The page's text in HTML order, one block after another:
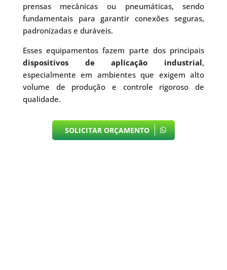
prensas mecânicas ou pneumáticas, sendo
fundamentais para garantir conexões seguras,
padronizadas e duráveis.
Esses equipamentos fazem parte dos principais
dispositivos de aplicação industrial,
especialmente em ambientes que exigem alto
volume de produção e controle rigoroso de
qualidade.
SOLICITAR ORÇAMENTO